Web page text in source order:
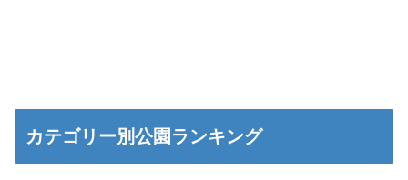
カテゴリー別公園ランキング